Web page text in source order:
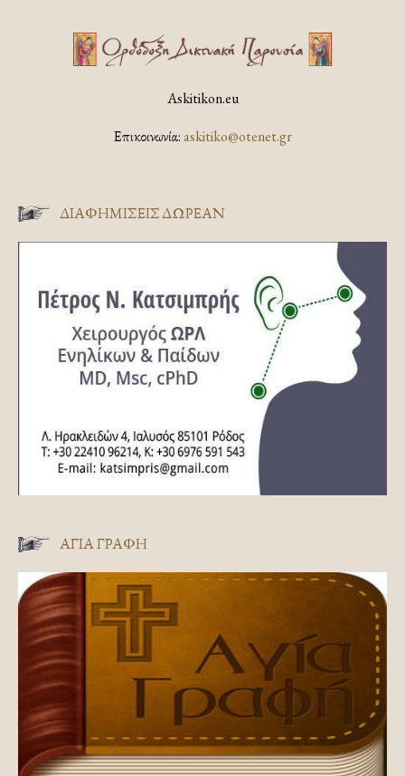
Askitikon.eu
Επικοινωνία:askitiko@otenet.gr
ΔΙΑΦΗΜΊΣΕΙΣ ΔΩΡΕΆΝ
ΑΓΊΑ ΓΡΑΦΉ